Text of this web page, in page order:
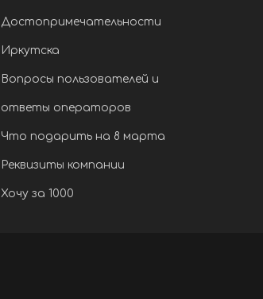
Достопримечательности
Иркутска
Вопросы пользователей и
ответы операторов
Что подарить на 8 марта
Реквизиты компании
Хочу за 1000